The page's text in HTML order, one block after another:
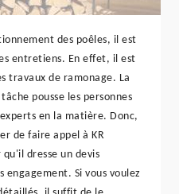
des poêles, il est
entretiens. En effet, il est
travaux de ramonage. La
pousse les personnes
en la matière. Donc,
de faire appel à KR
dresse un devis
Si vous voulez